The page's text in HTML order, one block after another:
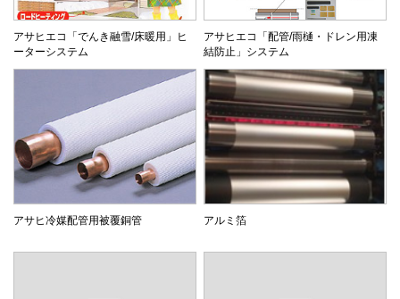
アサヒエコ「でんき融雪/床暖用」ヒ
ーターシステム
アサヒエコ「配管/雨樋・ドレン用凍
結防止」システム
アサヒ冷媒配管用被覆銅管 アルミ箔